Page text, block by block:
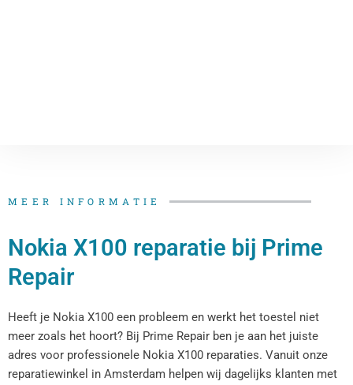
MEER INFORMATIE
Nokia X100 reparatie bij Prime
Repair
Heeft je Nokia X100 een probleem en werkt het toestel niet
meer zoals het hoort? Bij Prime Repair ben je aan het juiste
adres voor professionele Nokia X100 reparaties. Vanuit onze
reparatiewinkel in Amsterdam helpen wij dagelijks klanten met